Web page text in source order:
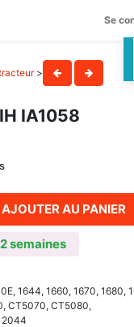
Se
>
IA1058
AJOUTER AU PANIER
2 semaines
1644, 1660, 1670, 1680,
CT5070, CT5080,
2044